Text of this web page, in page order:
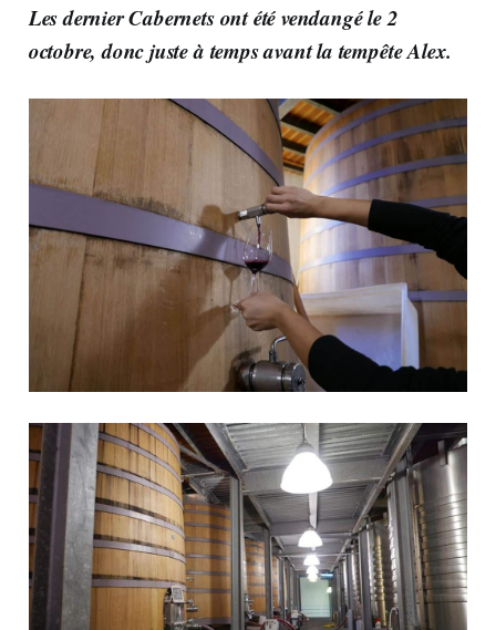
Les dernier Cabernets ont été vendangé le 2
octobre, donc juste à temps avant la tempête Alex.